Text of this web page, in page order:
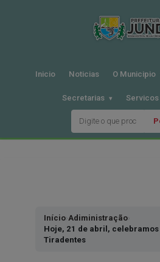
Inicio Noticias O Municipio
Secretarias Servicos
Início›Adiministração›
Hoje, 21 de abril, celebramos
Tiradentes